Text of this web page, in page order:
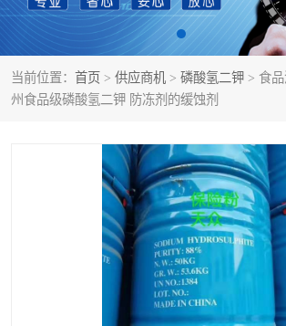
当前位置： 首页 > 供应商机 > 磷酸氢二钾 > 食
州食品级磷酸氢二钾 防冻剂的缓蚀剂
草酸 醋酸钠
聚合氯化铝 焦磷酸
一水葡
一水柠
葡萄糖酸
磷酸二氢